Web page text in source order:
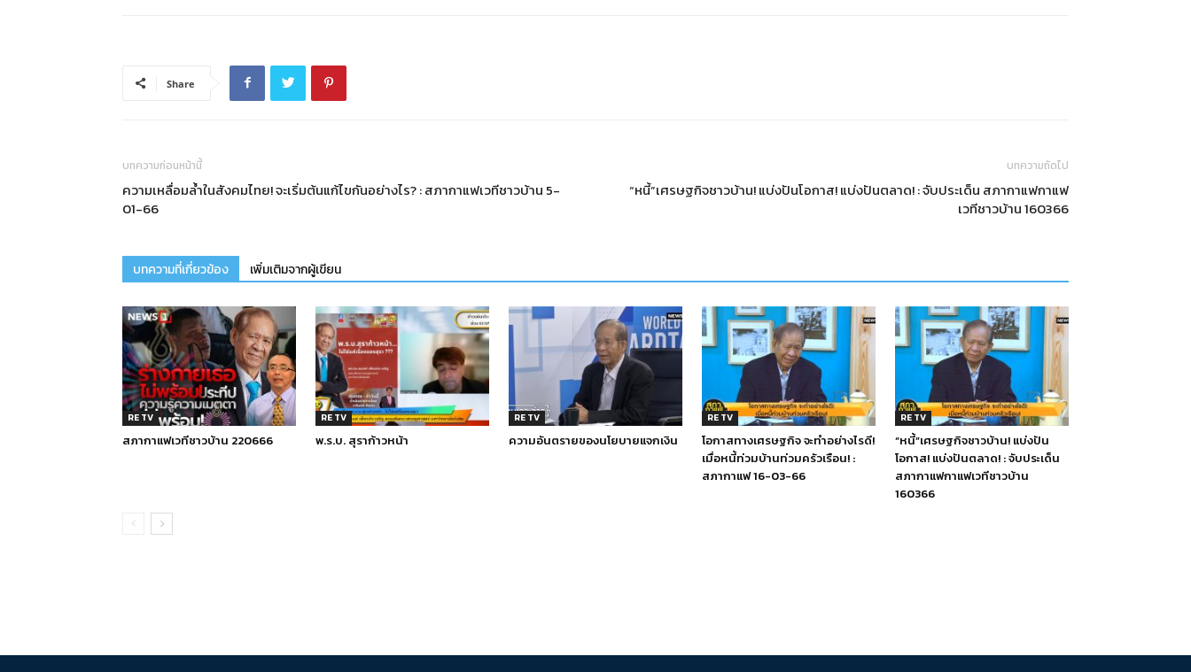
Share
บทความก่อนหน้านี้
ความเหลื่อมล้ำในสังคมไทย! จะเริ่มต้นแก้ไขกันอย่างไร? : สภากาแฟเวทีชาวบ้าน 5-
01-66
บทความถัดไป
“หนี้”เศรษฐกิจชาวบ้าน! แบ่งปันโอกาส! แบ่งปันตลาด! : จับประเด็น สภากาแฟกาแฟ
เวทีชาวบ้าน 160366
บทความที่เกี่ยวข้อง เพิ่มเติมจากผู้เขียน
RE TV
สภากาแฟเวทีชาวบ้าน 220666
RE TV
พ.ร.บ. สุราก้าวหน้า
RE TV
ความอันตรายของนโยบายแจกเงิน
RE TV
โอกาสทางเศรษฐกิจ จะทำอย่างไรดี!
เมื่อหนี้ท่วมบ้านท่วมครัวเรือน! :
สภากาแฟ 16-03-66
RE TV
“หนี้”เศรษฐกิจชาวบ้าน! แบ่งปัน
โอกาส! แบ่งปันตลาด! : จับประเด็น
สภากาแฟกาแฟเวทีชาวบ้าน
160366